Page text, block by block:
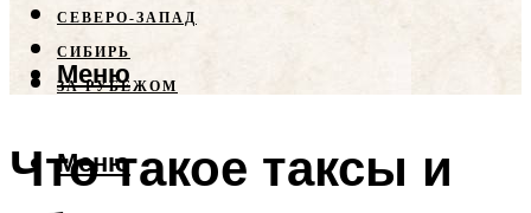
СЕВЕРО-ЗАПАД
СИБИРЬ
ЗА РУБЕЖОМ
Меню
Меню
Что такое таксы и